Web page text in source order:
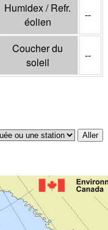
Humidex / Refr.
éolien
--
Coucher du
soleil
--